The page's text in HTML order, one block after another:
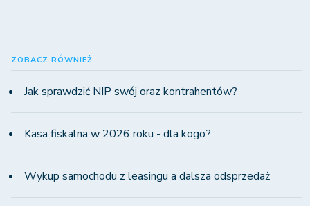
ZOBACZ RÓWNIEŻ
Jak sprawdzić NIP swój oraz kontrahentów?
Kasa fiskalna w 2026 roku - dla kogo?
Wykup samochodu z leasingu a dalsza odsprzedaż